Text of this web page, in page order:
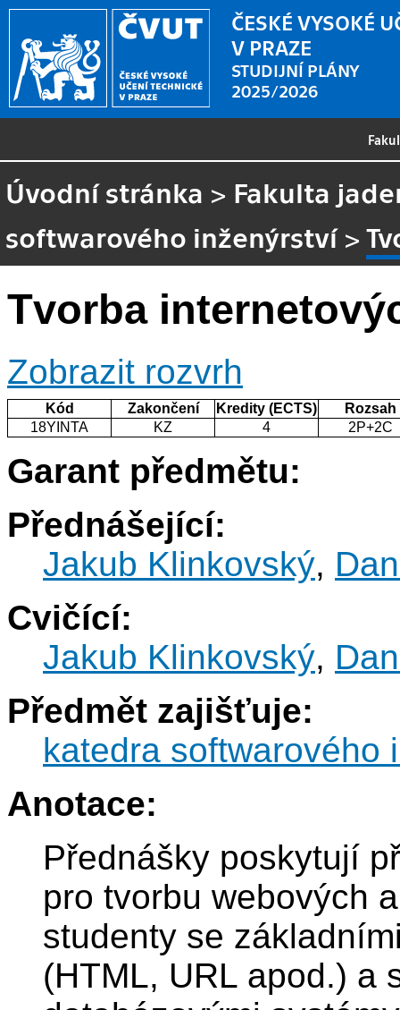
ČESKÉ VYSOKÉ
V PRAZE
STUDIJNÍ PLÁNY
2025/2026
Úvodní stránka > Fakulta
softwarového inženýrství>
Tvorba
Zobrazit rozvrh
Kód Zakončení Kredity (ECTS)
Rozsah
18YINTA
KZ 4 2P+2C
Garant předmětu:
Přednášející:
Jakub Klinkovský,
Cvičící:
Jakub Klinkovský,
Předmět zajišťuje:
katedra softwarového
Anotace:
Přednášky poskytují
pro tvorbu webových
studenty se
(HTML, URL apod.) a